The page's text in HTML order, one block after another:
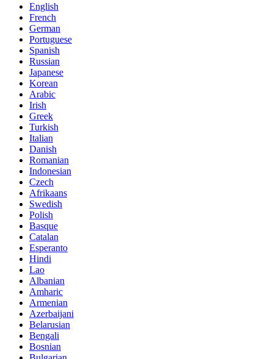
English
French
German
Portuguese
Spanish
Russian
Japanese
Korean
Arabic
Irish
Greek
Turkish
Italian
Danish
Romanian
Indonesian
Czech
Afrikaans
Swedish
Polish
Basque
Catalan
Esperanto
Hindi
Lao
Albanian
Amharic
Armenian
Azerbaijani
Belarusian
Bengali
Bosnian